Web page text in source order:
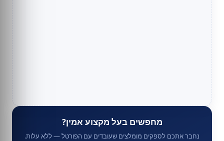
מחפשים בעל מקצוע אמין?
נחבר אתכם לספקים מומלצים שעובדים עם הפורטל — ללא עלות.